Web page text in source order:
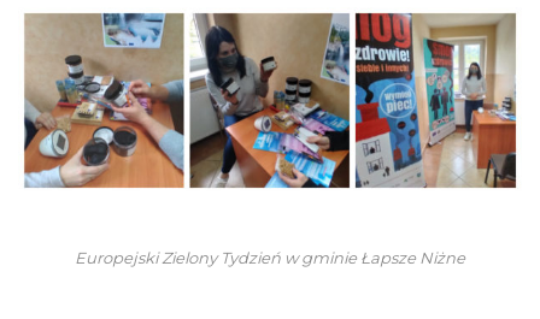
Europejski Zielony Tydzień w gminie Łapsze Niżne